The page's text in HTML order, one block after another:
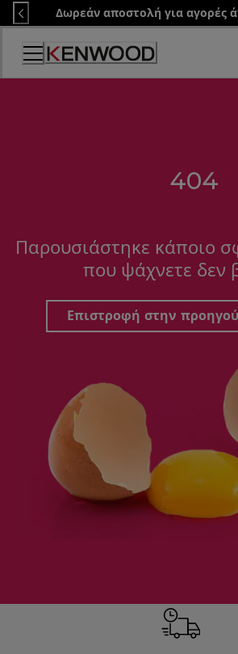
Skip
to
Content
Δωρεάν αποστολή για αγορές
404
Παρουσιάστηκε κάποιο
που ψάχνετε δεν
Επιστροφή στην